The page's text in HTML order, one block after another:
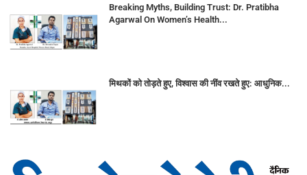
Breaking Myths, Building Trust: Dr. Pratibha
Agarwal On Women’s Health...
मिथकों को तोड़ते हुए, विश्वास की नींव रखते हुए: आधुनिक...